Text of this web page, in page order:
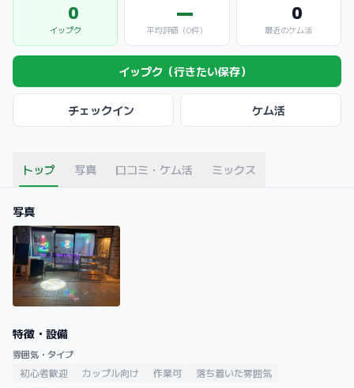
0
イップク
—
平均評価（0件）
0
最近のケム活
イップク（行きたい保存）
チェックイン ケム活
トップ 写真 口コミ・ケム活 ミックス
写真
特徴・設備
雰囲気・タイプ
初心者歓迎 カップル向け 作業可 落ち着いた雰囲気